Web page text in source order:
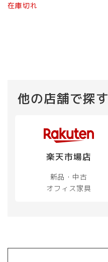
在庫切れ
他の店舗で探す
楽天市場店
新品・中古
オフィス家具